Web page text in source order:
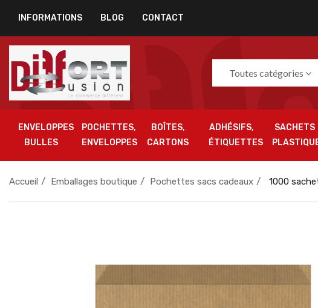
INFORMATIONS BLOG CONTACT
Toutes catégories
ENVELOPPES
BULLES
POCHETTES,
ENVELOPPES
BOÎTES,
CARTONS
ADHÉSIFS,
ÉTIQUETTES
SACHETS
Accueil Emballages boutique Pochettes sacs cadeaux 1000